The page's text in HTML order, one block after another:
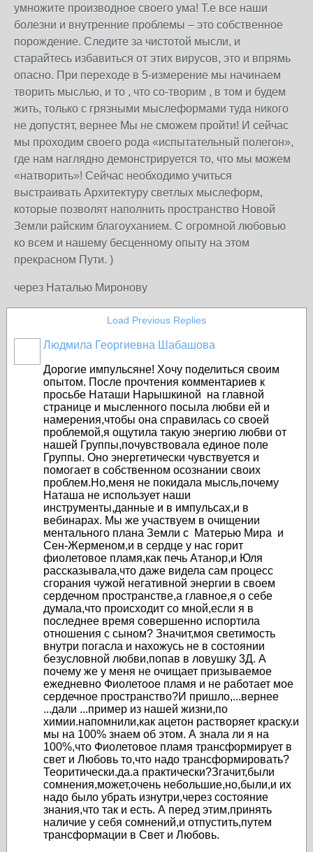
умножите производное своего ума! Т.е все наши
болезни и внутренние проблемы – это собственное
порождение. Следите за чистотой мысли, и
старайтесь избавиться от этих вирусов, это и впрямь
опасно. При переходе в 5-измерение мы начинаем
творить мыслью, и то , что со-творим , в том и будем
жить, только с грязными мыслеформами туда никого
не допустят, вернее Мы не сможем пройти! И сейчас
мы проходим своего рода «испытательный полегон»,
где нам наглядно демонстрируется то, что мы можем
«натворить»! Сейчас необходимо учиться
выстраивать Архитектуру светлых мыслеформ,
которые позволят наполнить пространство Новой
Земли райским благоуханием. С огромной любовью
ко всем и нашему бесценному опыту на этом
прекрасном Пути. )
через Наталью Миронову
Load Previous Replies
Людмила Георгиевна Шабашова
Дорогие импульсяне! Хочу поделиться своим
опытом. После прочтения комментариев к
просьбе Наташи Нарышкиной на главной
странице и мысленного посыла любви ей и
намерения,чтобы она справилась со своей
проблемой,я ощутила такую энергию любви от
нашей Группы,почувствовала единое поле
Группы. Оно энергетически чувствуется и
помогает в собственном осознании своих
проблем.Но,меня не покидала мысль,почему
Наташа не использует наши
инструменты,данные и в импульсах,и в
вебинарах. Мы же участвуем в очищении
ментального плана Земли с Матерью Мира и
Сен-Жерменом,и в сердце у нас горит
фиолетовое пламя,как печь Атанор,и Юля
рассказывала,что даже видела сам процесс
сгорания чужой негативной энергии в своем
сердечном пространстве,а главное,я о себе
думала,что происходит со мной,если я в
последнее время совершенно испортила
отношения с сыном? Значит,моя светимость
внутри погасла и нахожусь не в состоянии
безусловной любви,попав в ловушку 3Д. А
почему же у меня не очищает призываемое
ежедневно Фиолетоое пламя и не работает мое
сердечное пространство?И пришло,...вернее
...дали ...пример из нашей жизни,по
химии.напомнили,как ацетон растворяет краску.и
мы на 100% знаем об этом. А знала ли я на
100%,что Фиолетовое пламя трансформирует в
свет и Любовь то,что надо трансформировать?
Теоритически.да.а практически?Згачит,были
сомнения,может,очень небольшие,но,были,и их
надо было убрать изнутри,через состояние
знания,что так и есть. А перед этим,принять
наличие у себя сомнений,и отпустить,путем
трансформации в Свет и Любовь.